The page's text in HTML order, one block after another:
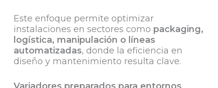
Este enfoque permite optimizar
instalaciones en sectores como packaging,
logística, manipulación o líneas
automatizadas, donde la eficiencia en
diseño y mantenimiento resulta clave.